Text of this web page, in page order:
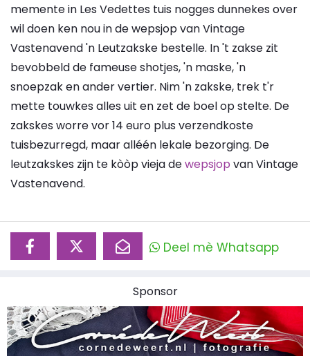
memente in Les Vedettes tuis nogges dunnekes over
wil doen ken nou in de wepsjop van Vintage
Vastenavend 'n Leutzakske bestelle. In 't zakse zit
bevobbeld de fameuse shotjes, 'n maske, 'n
snoepzak en ander vertier. Nim 'n zakske, trek t'r
mette touwkes alles uit en zet de boel op stelte. De
zakskes worre vor 14 euro plus verzendkoste
tuisbezurregd, maar alléén lekale bezorging. De
leutzakskes zijn te kòòp vieja dewepsjop van Vintage
Vastenavend.
Deel mè Whatsapp
Sponsor